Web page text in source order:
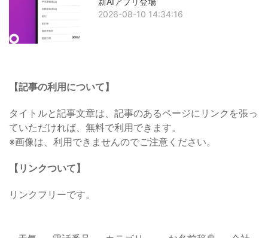
2026-08-10 14:34:16
【記事の利用について】
タイトルと記事文章は、記事のあるページにリンクを張っ
ていただければ、無料で利用できます。
※画像は、利用できませんのでご注意ください。
【リンクついて】
リンクフリーです。